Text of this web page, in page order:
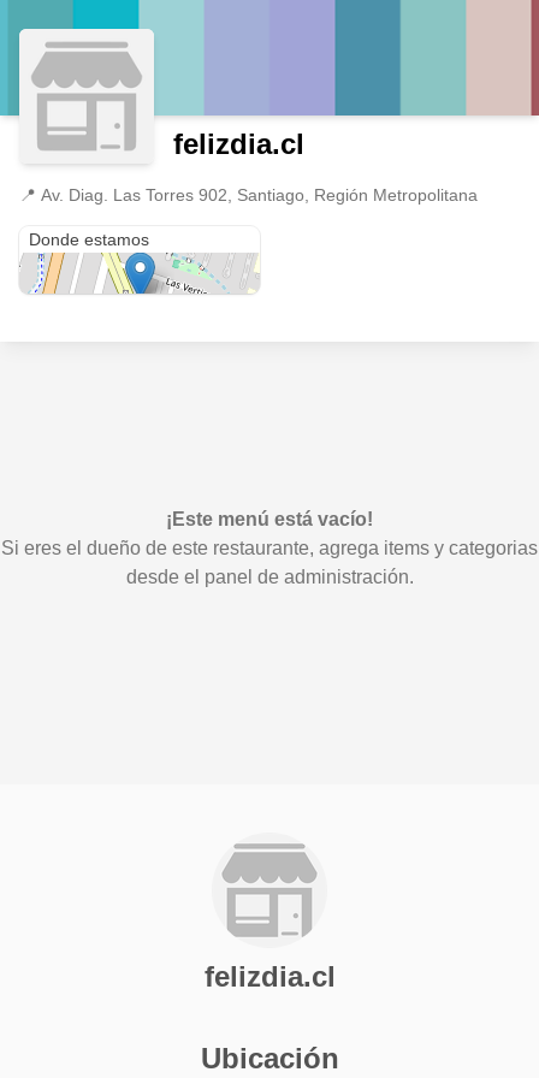
felizdia.cl
📍 Av. Diag. Las Torres 902, Santiago, Región Metropolitana
Donde estamos
¡Este menú está vacío!
Si eres el dueño de este restaurante, agrega items y categorias
desde el panel de administración.
felizdia.cl
Ubicación